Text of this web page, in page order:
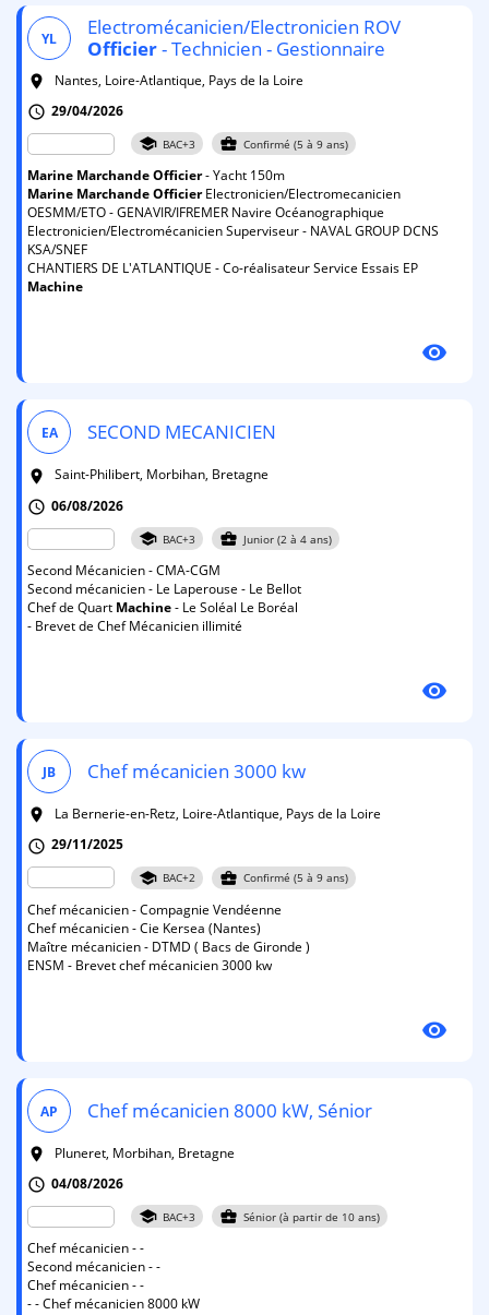
YL
Electromécanicien/Electronicien ROV
Officier- Technicien - Gestionnaire
room
Nantes, Loire-Atlantique, Pays de la Loire
schedule 29/04/2026
school BAC+3 business_center Confirmé (5 à 9 ans)
Marine MarchandeOfficier- Yacht 150m
Marine MarchandeOfficierElectronicien/Electromecanicien
OESMM/ETO - GENAVIR/IFREMER Navire Océanographique
Electronicien/Electromécanicien Superviseur - NAVAL GROUP DCNS
KSA/SNEF
CHANTIERS DE L'ATLANTIQUE - Co-réalisateur Service Essais EP
Machine
visibility
EA SECOND MECANICIEN
room
Saint-Philibert, Morbihan, Bretagne
schedule 06/08/2026
school BAC+3 business_center Junior (2 à 4 ans)
Second Mécanicien - CMA-CGM
Second mécanicien - Le Laperouse - Le Bellot
Chef de Quart Machine- Le Soléal Le Boréal
- Brevet de Chef Mécanicien illimité
visibility
JB Chef mécanicien 3000 kw
room
La Bernerie-en-Retz, Loire-Atlantique, Pays de la Loire
schedule 29/11/2025
school BAC+2 business_center Confirmé (5 à 9 ans)
Chef mécanicien - Compagnie Vendéenne
Chef mécanicien - Cie Kersea (Nantes)
Maître mécanicien - DTMD ( Bacs de Gironde )
ENSM - Brevet chef mécanicien 3000 kw
visibility
AP Chef mécanicien 8000 kW, Sénior
room
Pluneret, Morbihan, Bretagne
schedule 04/08/2026
school BAC+3 business_center Sénior (à partir de 10 ans)
Chef mécanicien - -
Second mécanicien - -
Chef mécanicien - -
- - Chef mécanicien 8000 kW